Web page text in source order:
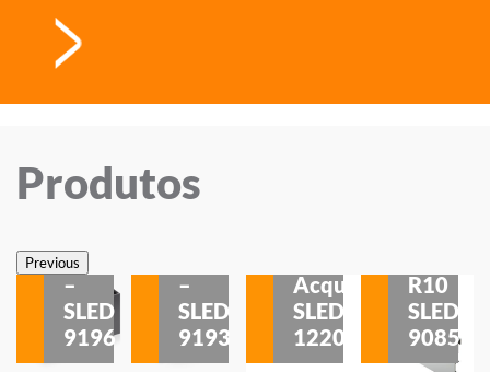
Produtos
PreviousSobrepor
–
SLED
9196
–
SLED
9193
Acqua
SLED
1220
R10
SLED
9085